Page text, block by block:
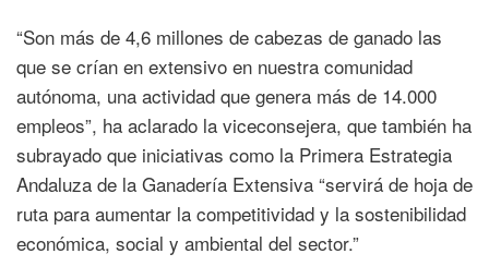
“Son más de 4,6 millones de cabezas de ganado las
que se crían en extensivo en nuestra comunidad
autónoma, una actividad que genera más de 14.000
empleos”, ha aclarado la viceconsejera, que también ha
subrayado que iniciativas como la Primera Estrategia
Andaluza de la Ganadería Extensiva “servirá de hoja de
ruta para aumentar la competitividad y la sostenibilidad
económica, social y ambiental del sector.”